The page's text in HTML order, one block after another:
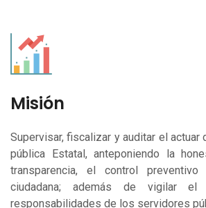
Misión
Supervisar, fiscalizar y auditar el actuar
pública Estatal, anteponiendo la
transparencia, el control
ciudadana; además de vigilar
responsabilidades de los servidores